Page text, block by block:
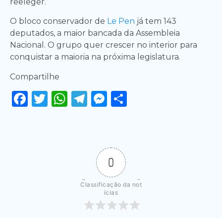
reeleger.
O bloco conservador de Le Pen já tem 143
deputados, a maior bancada da Assembleia
Nacional. O grupo quer crescer no interior para
conquistar a maioria na próxima legislatura.
Compartilhe
Facebook
Twitter
WhatsApp
Telegram
Messenger
0
Classificação da not
ícias